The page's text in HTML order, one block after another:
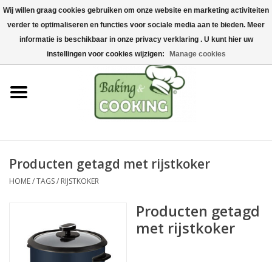
Home
Bak-& kookgerei
Machines & onderdelen
Chocolade & ijsbereiding
Hygiëne & opslag
Grondstoffen & Presentatie
Acties
Producten getagd met rijstkoker
HOME/TAGS/ RIJSTKOKER
Producten getagd
met rijstkoker
Wij willen graag cookies gebruiken om onze website en marketing activiteiten
verder te optimaliseren en functies voor sociale media aan te bieden. Meer
informatie is beschikbaar in onze privacy verklaring . U kunt hier uw
instellingen voor cookies wijzigen:
Manage cookies